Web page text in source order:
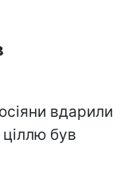
вдарили
був